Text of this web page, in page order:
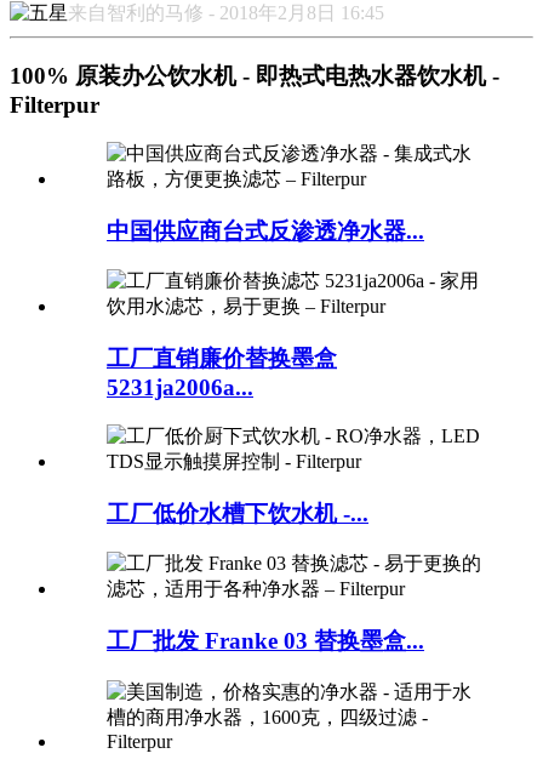
来自智利的马修 - 2018年2月8日 16:45
100% 原装办公饮水机 - 即热式电热水器饮水机 -
Filterpur
中国供应商台式反渗透净水器...
工厂直销廉价替换墨盒
5231ja2006a...
工厂低价水槽下饮水机 -...
工厂批发 Franke 03 替换墨盒...